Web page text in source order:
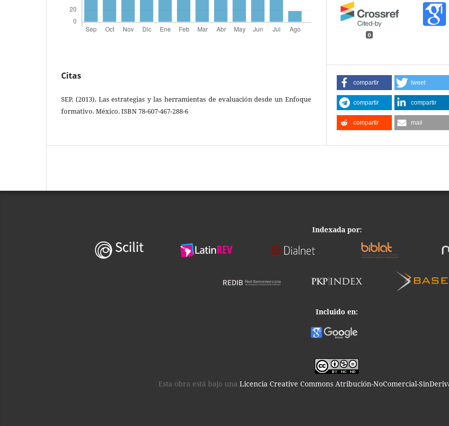
Citas
SEP. (2013). Las estrategias y las herramientas de evaluación desde un Enfoque
formativo. México. ISBN 78-607-467-288-6
0
compartir tweet
compartir compartir
compartir mail
Indexada por:
Incluido en:
Esta obra está bajo una Licencia Creative Commons Atribución-NoComercial-